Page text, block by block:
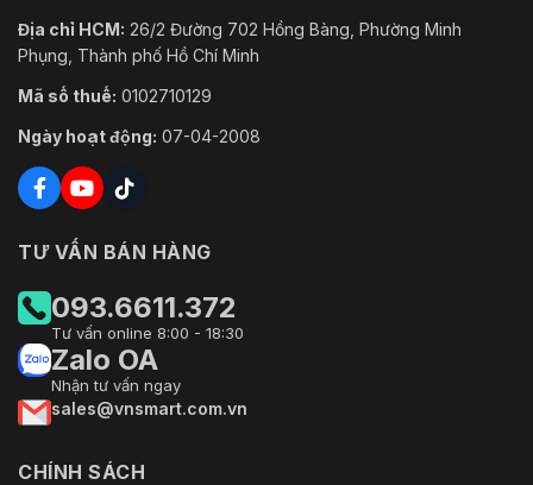
Địa chỉ HCM: 26/2 Đường 702 Hồng Bàng, Phường Minh
Phụng, Thành phố Hồ Chí Minh
Mã số thuế: 0102710129
Ngày hoạt động: 07-04-2008
TƯ VẤN BÁN HÀNG
093.6611.372
Tư vấn online 8:00 - 18:30
Zalo OA
Nhận tư vấn ngay
sales@vnsmart.com.vn
CHÍNH SÁCH